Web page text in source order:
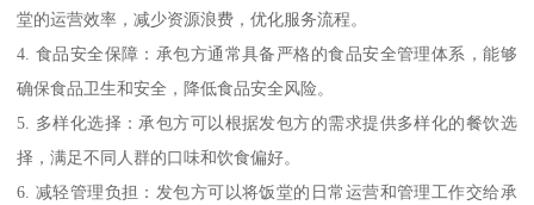
堂的运营效率，减少资源浪费，优化服务流程。
4. 食品安全保障：承包方通常具备严格的食品安全管理体系，能够
确保食品卫生和安全，降低食品安全风险。
5. 多样化选择：承包方可以根据发包方的需求提供多样化的餐饮选
择，满足不同人群的口味和饮食偏好。
6. 减轻管理负担：发包方可以将饭堂的日常运营和管理工作交给承